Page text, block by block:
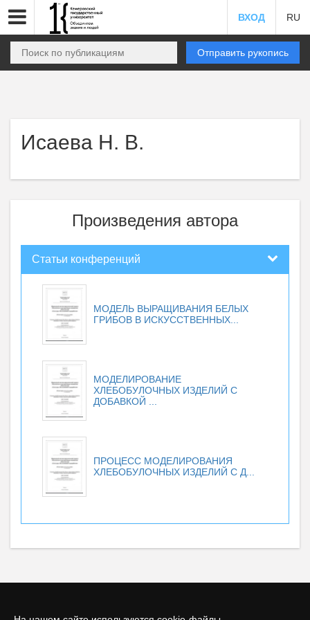
ВХОД RU
Отправить рукопись
Исаева Н. В.
Произведения автора
Статьи конференций
МОДЕЛЬ ВЫРАЩИВАНИЯ БЕЛЫХ
ГРИБОВ В ИСКУССТВЕННЫХ...
МОДЕЛИРОВАНИЕ
ХЛЕБОБУЛОЧНЫХ ИЗДЕЛИЙ С
ДОБАВКОЙ ...
ПРОЦЕСС МОДЕЛИРОВАНИЯ
ХЛЕБОБУЛОЧНЫХ ИЗДЕЛИЙ С Д...